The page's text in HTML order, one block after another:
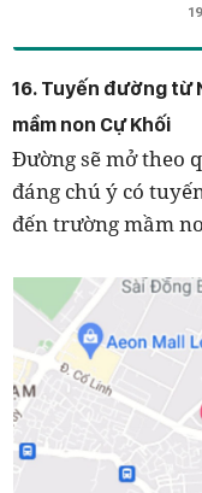
16. Tuyến đường
mầm non Cự Khối
Đường sẽ mở theo
đáng chú ý có
đến trường mầm